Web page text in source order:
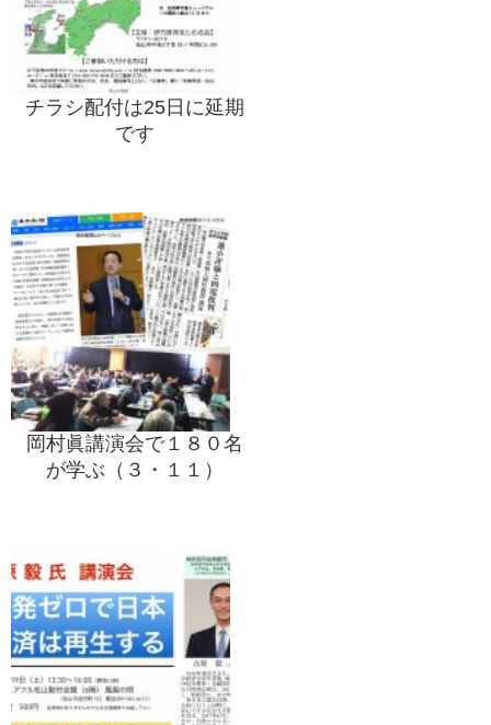
チラシ配付は25日に延期
です
岡村眞講演会で１８０名
が学ぶ（３・１１）